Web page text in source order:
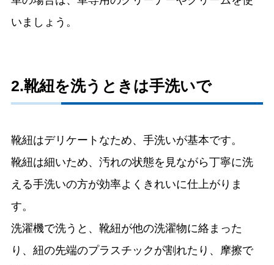
いましょう。
2.靴紐を洗うときは手洗いで
靴紐はデリケートなため、手洗いが基本です。
靴紐は細いため、汚れの状態を見ながら丁寧に洗
える手洗いの方が効率よくきれいに仕上がりま
す。
洗濯機で洗うと、靴紐が他の洗濯物に絡まった
り、紐の先端のプラスチックが割れたり、摩擦で